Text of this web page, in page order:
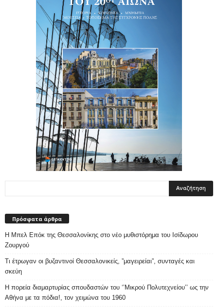
Πρόσφατα άρθρα
Η Μπελ Επόκ της Θεσσαλονίκης στο νέο μυθιστόρημα του Ισίδωρου
Ζουργού
Τι έτρωγαν οι βυζαντινοί Θεσσαλονικείς, ”μαγειρείαι”, συνταγές και
σκεύη
Η πορεία διαμαρτυρίας σπουδαστών του ‘’Μικρού Πολυτεχνείου’’ ως την
Αθήνα με τα πόδια!, τον χειμώνα του 1960